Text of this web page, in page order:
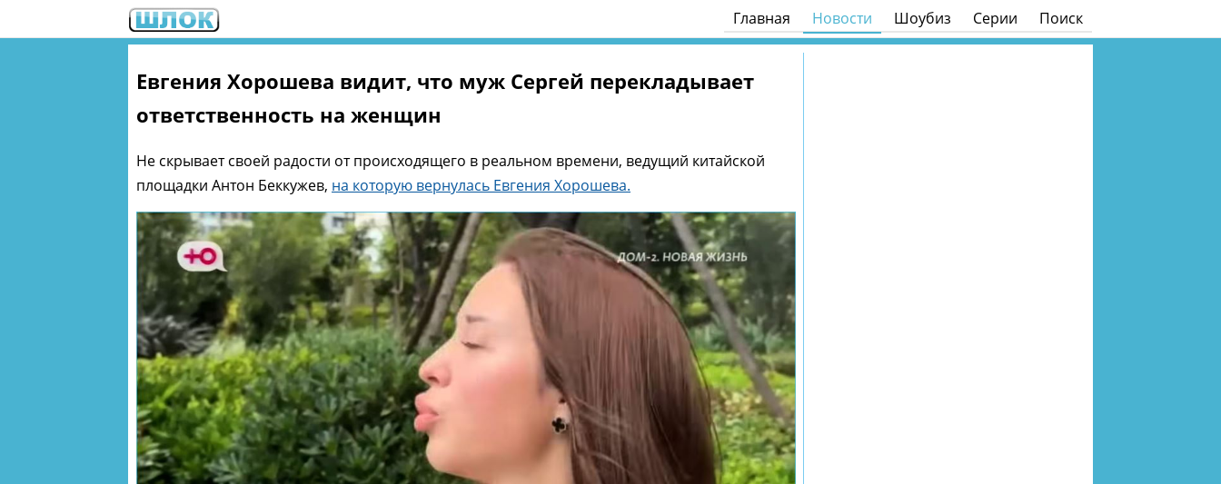
Главная Новости Шоубиз Серии Поиск
Евгения Хорошева видит, что муж Сергей перекладывает
ответственность на женщин
Не скрывает своей радости от происходящего в реальном времени, ведущий китайской
площадки Антон Беккужев, на которую вернулась Евгения Хорошева.